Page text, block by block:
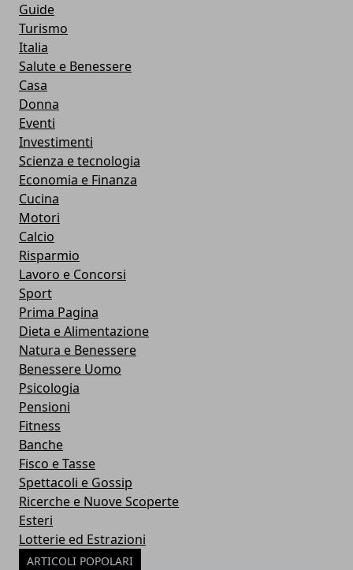
Guide
Turismo
Italia
Salute e Benessere
Casa
Donna
Eventi
Investimenti
Scienza e tecnologia
Economia e Finanza
Cucina
Motori
Calcio
Risparmio
Lavoro e Concorsi
Sport
Prima Pagina
Dieta e Alimentazione
Natura e Benessere
Benessere Uomo
Psicologia
Pensioni
Fitness
Banche
Fisco e Tasse
Spettacoli e Gossip
Ricerche e Nuove Scoperte
Esteri
Lotterie ed Estrazioni
ARTICOLI POPOLARI